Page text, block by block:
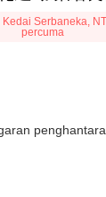
Serbaneka,
percuma